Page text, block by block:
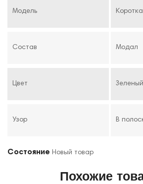
Модель
Состав Модал
Цвет Зеленый
Узор В
Состояние Новый товар
Похожие